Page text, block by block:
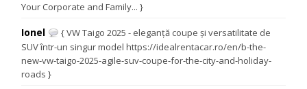
Your Corporate and Family... }
Ionel
{ VW Taigo 2025 - eleganță coupe și versatilitate de
SUV într-un singur model https://idealrentacar.ro/en/b-the-
new-vw-taigo-2025-agile-suv-coupe-for-the-city-and-holiday-
roads }